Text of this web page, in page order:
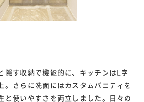
隠す収納で機能的に、キッチンはL字
。さらに洗面にはカスタムバニティを
と使いやすさを両立しました。日々の